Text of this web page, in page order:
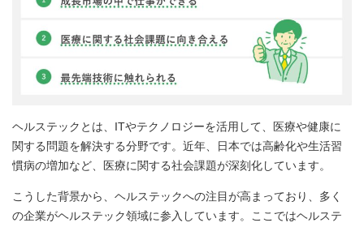
ヘルステックとは、ITやテクノロジーを活用して、医療や健康に
関する問題を解決する分野です。近年、日本では高齢化や生活習
慣病の増加など、医療に関する社会課題が深刻化しています。
こうした背景から、ヘルステックへの注目が高まっており、多く
の企業がヘルステック領域に参入しています。ここではヘルステ